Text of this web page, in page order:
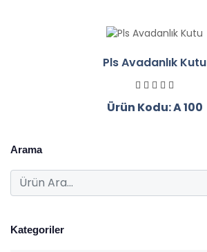
Pls Avadanlık Kutu
Ürün Kodu: A 100
Arama
Kategoriler